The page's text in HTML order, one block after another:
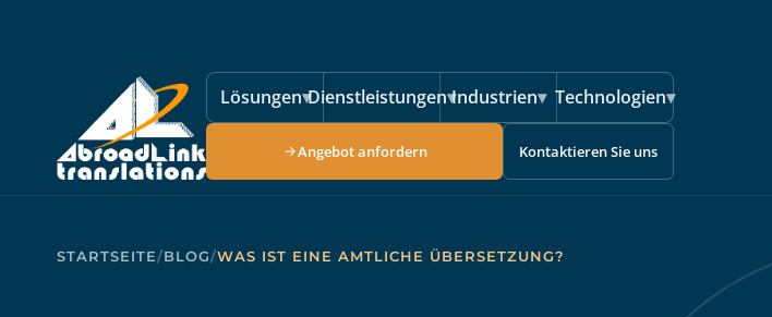
Lösungen▾Dienstleistungen▾Industrien▾ Technologien▾
Angebot anfordern Kontaktieren Sie uns
STARTSEITE/BLOG/WAS IST EINE AMTLICHE ÜBERSETZUNG?